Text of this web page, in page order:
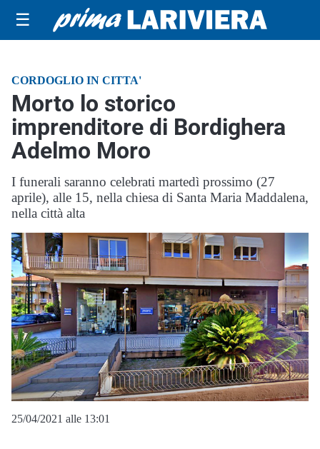
☰
CORDOGLIO IN CITTA'
Morto lo storico
imprenditore di Bordighera
Adelmo Moro
I funerali saranno celebrati martedì prossimo (27
aprile), alle 15, nella chiesa di Santa Maria Maddalena,
nella città alta
25/04/2021 alle 13:01